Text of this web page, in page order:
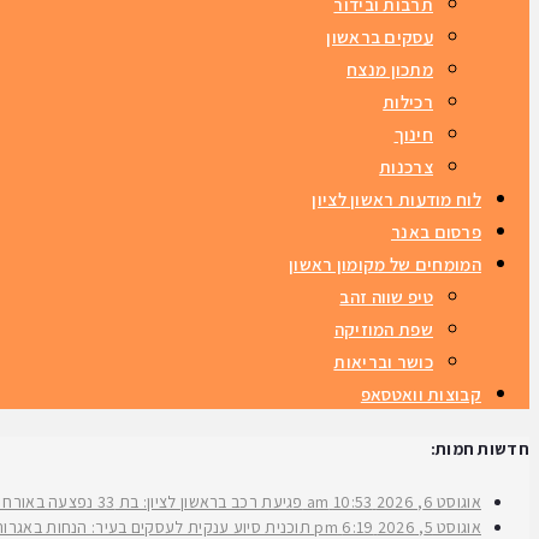
עסקים בראשון
מתכון מנצח
רכילות
חינוך
צרכנות
לוח מודעות ראשון לציון
פרסום באנר
המומחים של מקומון ראשון
טיפ שווה זהב
שפת המוזיקה
כושר ובריאות
קבוצות וואטסאפ
חדשות חמות:
אוגוסט 6, 2026 10:53 am
פגיעת רכב בראשון לציון: בת 33 נפצעה באורח בינוני ברחוב ירושלים
אוגוסט 5, 2026
6:19 pm
תוכנית סיוע ענקית לעסקים בעיר: הנחות